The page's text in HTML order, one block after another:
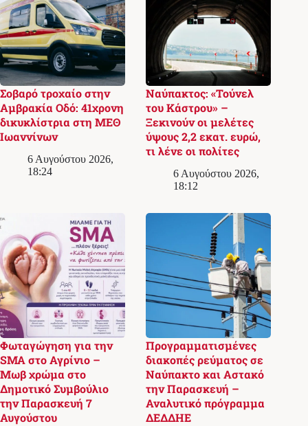
Σοβαρό τροχαίο στην
Αμβρακία Οδό: 41χρονη
δικυκλίστρια στη ΜΕΘ
Ιωαννίνων
6 Αυγούστου 2026,
18:24
Ναύπακτος: «Τούνελ
του Κάστρου» –
Ξεκινούν οι μελέτες
ύψους 2,2 εκατ. ευρώ,
τι λένε οι πολίτες
6 Αυγούστου 2026,
18:12
Φωταγώγηση για την
SMA στο Αγρίνιο –
Μωβ χρώμα στο
Δημοτικό Συμβούλιο
την Παρασκευή 7
Αυγούστου
Προγραμματισμένες
διακοπές ρεύματος σε
Ναύπακτο και Αστακό
την Παρασκευή –
Αναλυτικό πρόγραμμα
ΔΕΔΔΗΕ